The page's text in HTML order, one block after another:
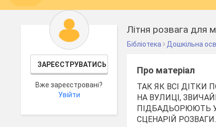
ЗАРЕЄСТРУВАТИСЬ
Вже зареєстровані?
Увійти
Літня розвага для
Бібліотека Дошкільна
Про матеріал
ТАК ЯК ВСІ
НА ВУЛИЦІ,
ПІДБАДЬОРЮЮТЬ
СЦЕНАРІЙ РОЗВАГИ.